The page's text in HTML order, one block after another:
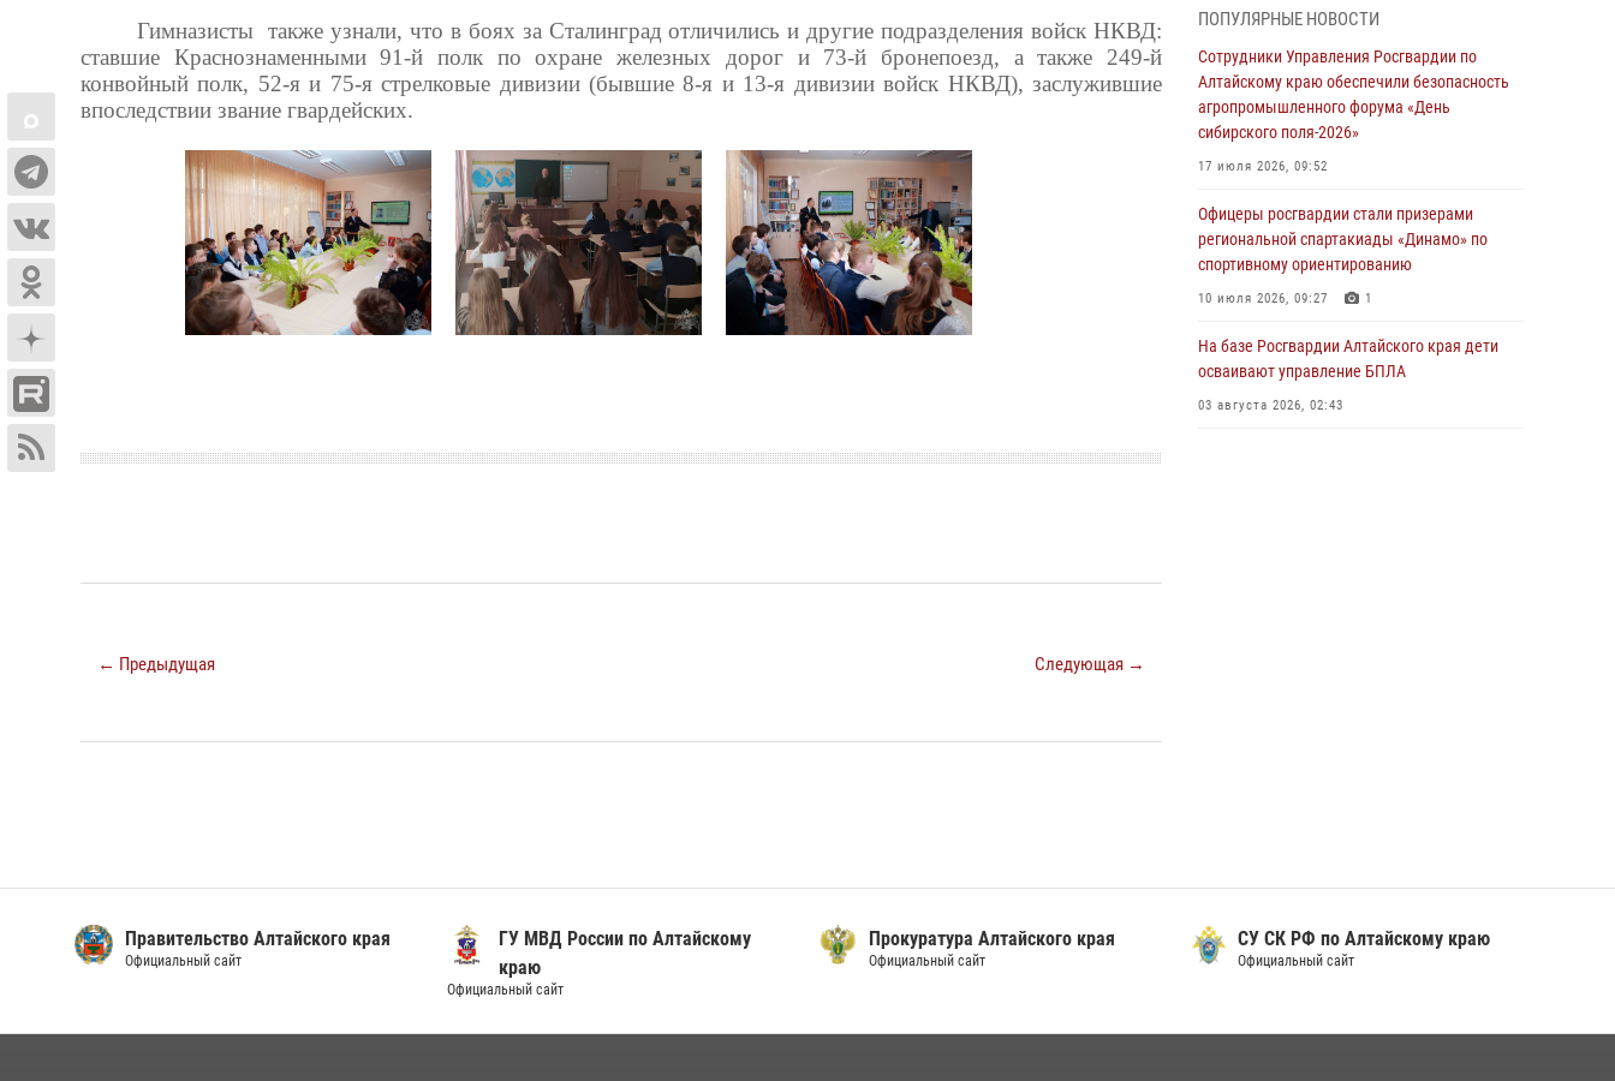
Гимназисты также узнали, что в боях за Сталинград отличились и другие подразделения войск НКВД:
ставшие Краснознаменными 91-й полк по охране железных дорог и 73-й бронепоезд, а также 249-й
конвойный полк, 52-я и 75-я стрелковые дивизии (бывшие 8-я и 13-я дивизии войск НКВД), заслужившие
впоследствии звание гвардейских.
← Предыдущая Следующая →
бойцы ОМОН «Алтай» провели военно-
патриотическое мероприятие для детей в
лагере «Звёздный»
05 июля 2026, 11:13
Росгвардия Алтайского края приняла участие
храбрости»
04 июля 2026, 11:09
Сотрудники Росгвардии провели встречу с
«Каникулы с Росгвардией»
03 июля 2026, 04:03
ПОПУЛЯРНЫЕ НОВОСТИ
Сотрудники Управления Росгвардии по
Алтайскому краю обеспечили безопасность
агропромышленного форума «День
сибирского поля-2026»
17 июля 2026, 09:52
Офицеры росгвардии стали призерами
региональной спартакиады «Динамо» по
спортивному ориентированию
10 июля 2026, 09:27 1
На базе Росгвардии Алтайского края дети
осваивают управление БПЛА
03 августа 2026, 02:43
Правительство Алтайского края
Официальный сайт
ГУ МВД России по Алтайскому
краю
Официальный сайт
Прокуратура Алтайского края
Официальный сайт
СУ СК РФ по Алтайскому краю
Официальный сайт